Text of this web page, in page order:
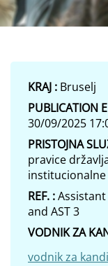
KRAJ : Bruselj
PUBLICATION
30/09/2025
PRISTOJNA
pravice
institucionalne
REF. :
and AST 3
VODNIK ZA
vodnik za